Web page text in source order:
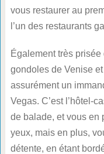
vous restaurer au
l’un des restaurants
Également très
gondoles de Venise
assurément un
Vegas. C’est l’hôtel-
de balade, et vous en
yeux, mais en plus,
détente, en étant